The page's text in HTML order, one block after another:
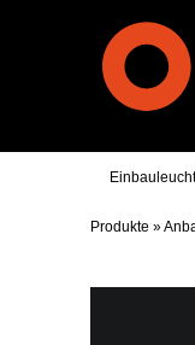
Produkte »